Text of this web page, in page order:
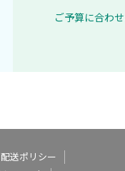
ご予算に合わ
配送ポリシー